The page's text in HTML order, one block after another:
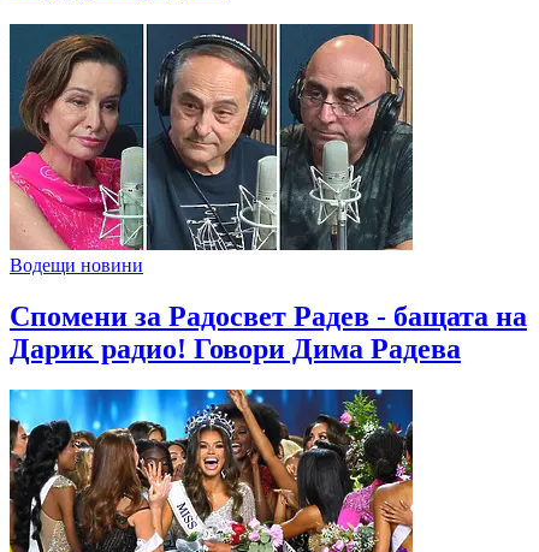
Водещи новини
Спомени за Радосвет Радев - бащата на
Дарик радио! Говори Дима Радева